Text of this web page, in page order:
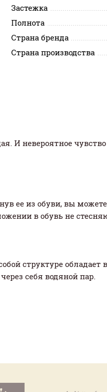
Застежка
Полнота
Страна бренда
Страна производства
И невероятное чувство
ее из обуви, вы
в обувь не
структуре
себя водяной пар.